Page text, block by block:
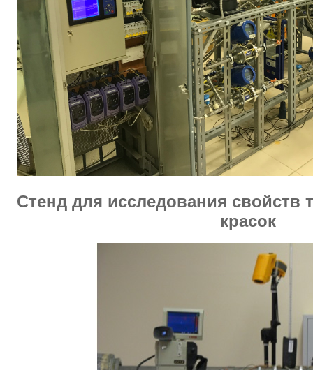
Стенд для исследования свойств
красок